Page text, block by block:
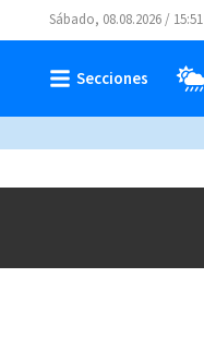
Sábado, 08.08.2026 / 15:51